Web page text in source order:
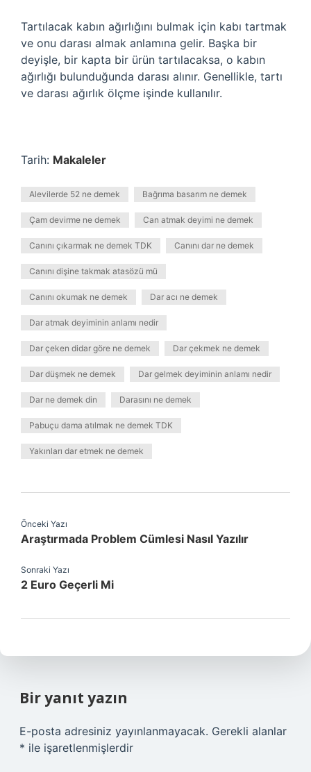
Tartılacak kabın ağırlığını bulmak için kabı tartmak
ve onu darası almak anlamına gelir. Başka bir
deyişle, bir kapta bir ürün tartılacaksa, o kabın
ağırlığı bulunduğunda darası alınır. Genellikle, tartı
ve darası ağırlık ölçme işinde kullanılır.
Tarih: Makaleler
Alevilerde 52 ne demek Bağrıma basarım ne demek
Çam devirme ne demek Can atmak deyimi ne demek
Canını çıkarmak ne demek TDK Canını dar ne demek
Canını dişine takmak atasözü mü
Canını okumak ne demek Dar acı ne demek
Dar atmak deyiminin anlamı nedir
Dar çeken didar göre ne demek Dar çekmek ne demek
Dar düşmek ne demek Dar gelmek deyiminin anlamı nedir
Dar ne demek din Darasını ne demek
Pabuçu dama atılmak ne demek TDK
Yakınları dar etmek ne demek
Önceki Yazı
Araştırmada Problem Cümlesi Nasıl Yazılır
Sonraki Yazı
2 Euro Geçerli Mi
Bir yanıt yazın
E-posta adresiniz yayınlanmayacak. Gerekli alanlar
* ile işaretlenmişlerdir